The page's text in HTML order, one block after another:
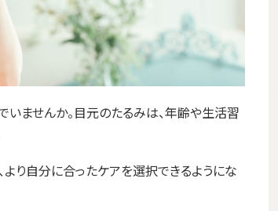
いませんか。目元のたるみは、年齢や生活習
り自分に合ったケアを選択できるようにな